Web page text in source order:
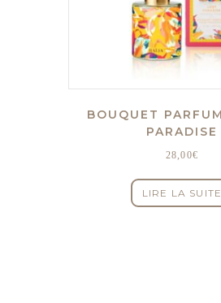
BOUQUET
PARADISE
28,00€
LIRE LA SUITE